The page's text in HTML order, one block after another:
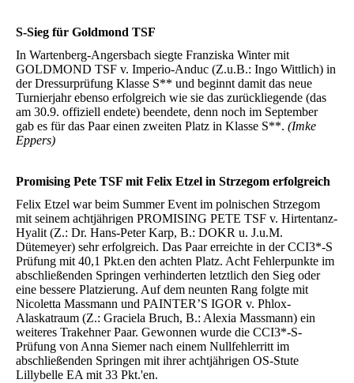
S-Sieg für Goldmond TSF
In Wartenberg-Angersbach siegte Franziska Winter mit
GOLDMOND TSF v. Imperio-Anduc (Z.u.B.: Ingo Wittlich) in
der Dressurprüfung Klasse S** und beginnt damit das neue
Turnierjahr ebenso erfolgreich wie sie das zurückliegende (das
am 30.9. offiziell endete) beendete, denn noch im September
gab es für das Paar einen zweiten Platz in Klasse S**. (Imke
Eppers)
Promising Pete TSF mit Felix Etzel in Strzegom erfolgreich
Felix Etzel war beim Summer Event im polnischen Strzegom
mit seinem achtjährigen PROMISING PETE TSF v. Hirtentanz-
Hyalit (Z.: Dr. Hans-Peter Karp, B.: DOKR u. J.u.M.
Dütemeyer) sehr erfolgreich. Das Paar erreichte in der CCI3*-S
Prüfung mit 40,1 Pkt.en den achten Platz. Acht Fehlerpunkte im
abschließenden Springen verhinderten letztlich den Sieg oder
eine bessere Platzierung. Auf dem neunten Rang folgte mit
Nicoletta Massmann und PAINTER’S IGOR v. Phlox-
Alaskatraum (Z.: Graciela Bruch, B.: Alexia Massmann) ein
weiteres Trakehner Paar. Gewonnen wurde die CCI3*-S-
Prüfung von Anna Siemer nach einem Nullfehlerritt im
abschließenden Springen mit ihrer achtjährigen OS-Stute
Lillybelle EA mit 33 Pkt.'en.